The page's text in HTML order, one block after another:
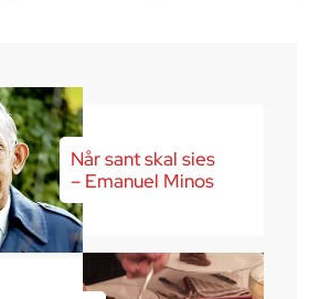
Når sant skal sies
– Emanuel Minos